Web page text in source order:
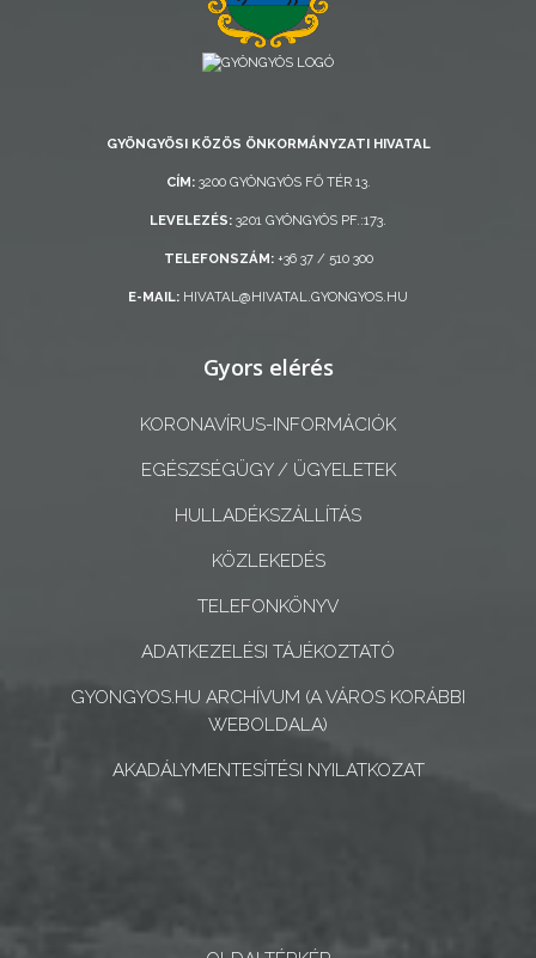
VÁROS
FEJLESZTÉSEK
VÁROSHÁZA
GYÖNGYÖSI KÖZÖS ÖNKORMÁNYZATI HIVATAL
CÍM:3200 GYÖNGYÖS FŐ TÉR 13.
LEVELEZÉS: 3201 GYÖNGYÖS PF.:173.
TELEFONSZÁM:+36 37 / 510 300
E-MAIL: HIVATAL@HIVATAL.GYONGYOS.HU
Gyors elérés
KORONAVÍRUS-INFORMÁCIÓK
EGÉSZSÉGÜGY / ÜGYELETEK
HULLADÉKSZÁLLÍTÁS
KÖZLEKEDÉS
TELEFONKÖNYV
ADATKEZELÉSI TÁJÉKOZTATÓ
GYONGYOS.HU ARCHÍVUM (A VÁROS KORÁBBI
WEBOLDALA)
AKADÁLYMENTESÍTÉSI NYILATKOZAT